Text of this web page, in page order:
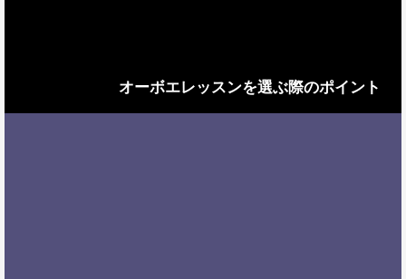
オーボエレッスンを選ぶ際のポイント